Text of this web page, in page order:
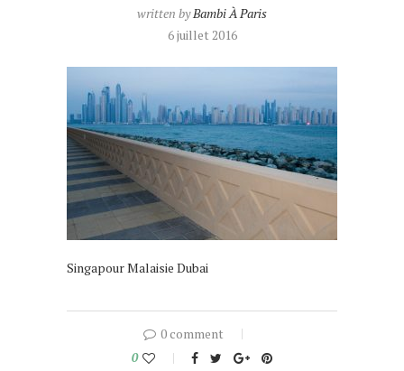
written byBambi À Paris
6 juillet 2016
Singapour Malaisie Dubai
0 comment
0